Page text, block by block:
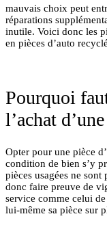
mauvais choix peut
réparations
inutile. Voici donc les
en pièces d’auto
Pourquoi
l’achat
Opter pour une pièce
condition de bien s’y
pièces usagées ne
donc faire preuve de
service comme celui de
lui-même sa pièce sur